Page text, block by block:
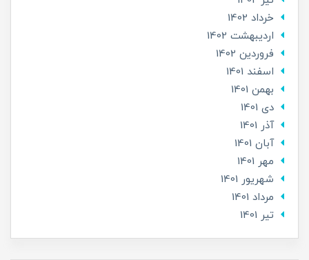
خرداد 1402
ارديبهشت 1402
فروردین 1402
اسفند 1401
بهمن 1401
دی 1401
آذر 1401
آبان 1401
مهر 1401
شهریور 1401
مرداد 1401
تير 1401